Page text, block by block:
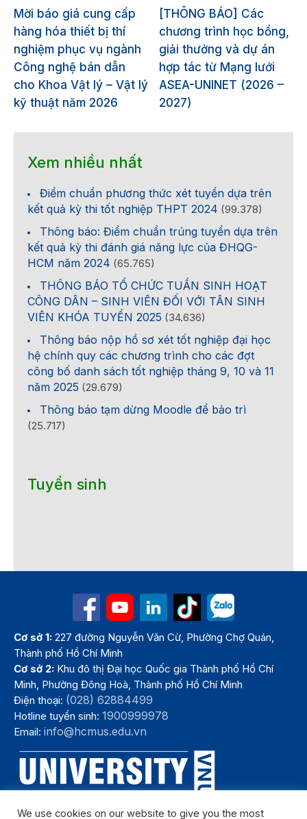
Mời báo giá cung cấp
hàng hóa thiết bị thí
nghiệm phục vụ ngành
Công nghệ bán dẫn
cho Khoa Vật lý – Vật lý
kỹ thuật năm 2026
[THÔNG BÁO] Các
chương trình học bổng,
giải thưởng và dự án
hợp tác từ Mạng lưới
ASEA-UNINET (2026 –
2027)
Xem nhiều nhất
Điểm chuẩn phương thức xét tuyển dựa trên
kết quả kỳ thi tốt nghiệp THPT 2024 (99.378)
Thông báo: Điểm chuẩn trúng tuyển dựa trên
kết quả kỳ thi đánh giá năng lực của ĐHQG-
HCM năm 2024 (65.765)
THÔNG BÁO TỔ CHỨC TUẦN SINH HOẠT
CÔNG DÂN – SINH VIÊN ĐỐI VỚI TÂN SINH
VIÊN KHÓA TUYỂN 2025 (34.636)
Thông báo nộp hồ sơ xét tốt nghiệp đại học
hệ chính quy các chương trình cho các đợt
công bố danh sách tốt nghiệp tháng 9, 10 và 11
năm 2025 (29.679)
Thông báo tạm dừng Moodle để bảo trì
(25.717)
Tuyển sinh
Cơ sở 1: 227 đường Nguyễn Văn Cừ, Phường Chợ Quán,
Thành phố Hồ Chí Minh
Cơ sở 2: Khu đô thị Đại học Quốc gia Thành phố Hồ Chí
Minh, Phường Đông Hoà, Thành phố Hồ Chí Minh
Điện thoại: (028) 62884499
Hotline tuyển sinh:1900999978
Email:info@hcmus.edu.vn
We use cookies on our website to give you the most